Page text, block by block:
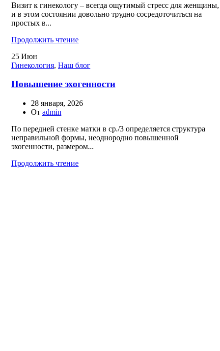
Визит к гинекологу – всегда ощутимый стресс для женщины,
и в этом состоянии довольно трудно сосредоточиться на
простых в...
Продолжить чтение
25 Июн
Гинекология, Наш блог
Повышение эхогенности
28 января, 2026
От admin
По передней стенке матки в ср./3 определяется структура
неправильной формы, неоднородно повышенной
эхогенности, размером...
Продолжить чтение